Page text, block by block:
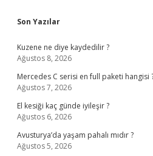
Sidebar
Son Yazılar
Kuzene ne diye kaydedilir ?
Ağustos 8, 2026
Mercedes C serisi en full paketi hangisi
Ağustos 7, 2026
El kesiği kaç günde iyileşir ?
Ağustos 6, 2026
Avusturya’da yaşam pahalı mıdır ?
Ağustos 5, 2026